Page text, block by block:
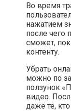
Во время
нажатием
после чего
сможет,
контенту.
Убрать
можно по
ползунок
видео.
даже те,